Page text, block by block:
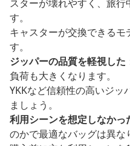
スターが壊れやすく、旅行
す。
キャスターが交換できる
す。
ジッパーの品質を軽視した
負荷も大きくなります。
YKKなど信頼性の高いジッ
ましょう。
利用シーンを想定しなかっ
のかで最適なバッグは異な